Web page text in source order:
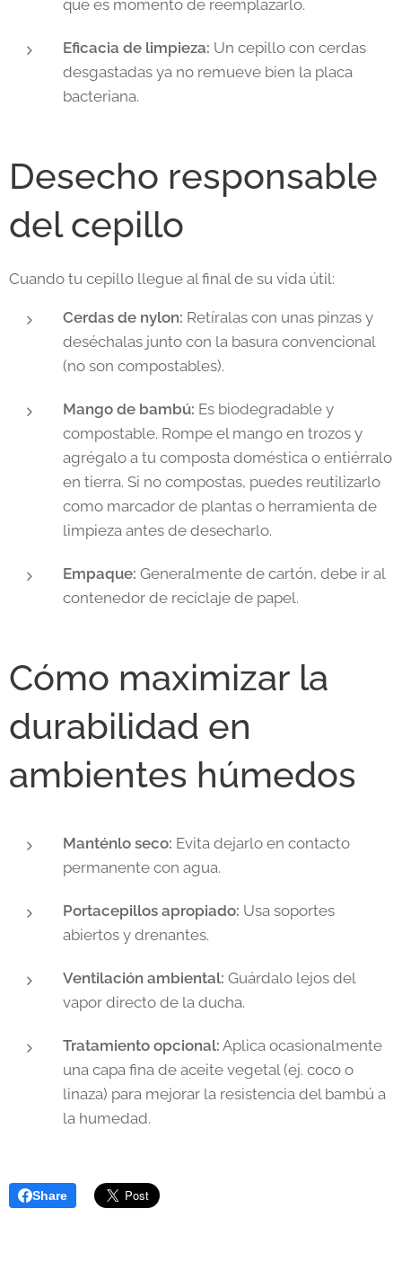
que es momento de reemplazarlo.
Eficacia de limpieza: Un cepillo con cerdas
desgastadas ya no remueve bien la placa
bacteriana.
Desecho responsable
del cepillo
Cuando tu cepillo llegue al final de su vida útil:
Cerdas de nylon: Retíralas con unas pinzas y
deséchalas junto con la basura convencional
(no son compostables).
Mango de bambú: Es biodegradable y
compostable. Rompe el mango en trozos y
agrégalo a tu composta doméstica o entiérralo
en tierra. Si no compostas, puedes reutilizarlo
como marcador de plantas o herramienta de
limpieza antes de desecharlo.
Empaque: Generalmente de cartón, debe ir al
contenedor de reciclaje de papel.
Cómo maximizar la
durabilidad en
ambientes húmedos
Manténlo seco: Evita dejarlo en contacto
permanente con agua.
Portacepillos apropiado: Usa soportes
abiertos y drenantes.
Ventilación ambiental: Guárdalo lejos del
vapor directo de la ducha.
Tratamiento opcional: Aplica ocasionalmente
una capa fina de aceite vegetal (ej. coco o
linaza) para mejorar la resistencia del bambú a
la humedad.
Share